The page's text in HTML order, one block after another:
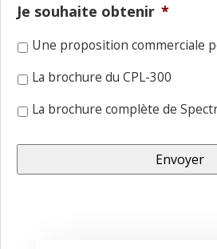
Je souhaite obtenir *
Une proposition commerciale
La brochure du CPL-300
La brochure complète de